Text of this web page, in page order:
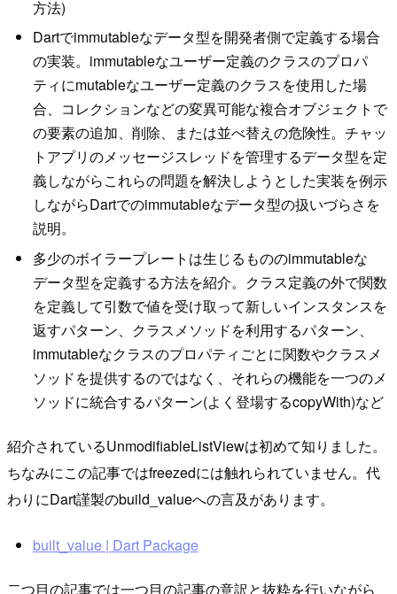
方法)
Dartでimmutableなデータ型を開発者側で定義する場合
の実装。immutableなユーザー定義のクラスのプロパ
ティにmutableなユーザー定義のクラスを使用した場
合、コレクションなどの変異可能な複合オブジェクトで
の要素の追加、削除、または並べ替えの危険性。チャッ
トアプリのメッセージスレッドを管理するデータ型を定
義しながらこれらの問題を解決しようとした実装を例示
しながらDartでのimmutableなデータ型の扱いづらさを
説明。
多少のボイラープレートは生じるもののimmutableな
データ型を定義する方法を紹介。クラス定義の外で関数
を定義して引数で値を受け取って新しいインスタンスを
返すパターン、クラスメソッドを利用するパターン、
immutableなクラスのプロパティごとに関数やクラスメ
ソッドを提供するのではなく、それらの機能を一つのメ
ソッドに統合するパターン(よく登場するcopyWith)など
紹介されているUnmodifiableListViewは初めて知りました。
ちなみにこの記事ではfreezedには触れられていません。代
わりにDart謹製のbuild_valueへの言及があります。
built_value | Dart Package
二つ目の記事では一つ目の記事の意訳と抜粋を行いながら